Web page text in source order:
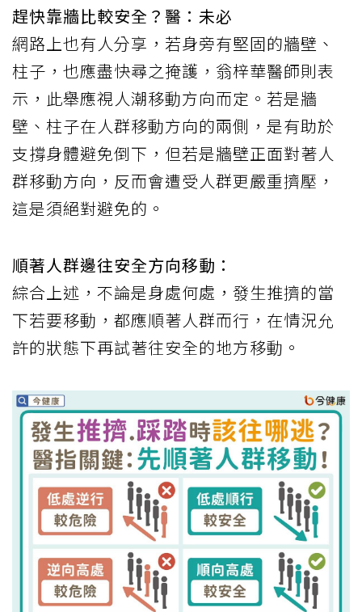
趕快靠牆比較安全？醫：未必
網路上也有人分享，若身旁有堅固的牆壁、
柱子，也應盡快尋之掩護，翁梓華醫師則表
示，此舉應視人潮移動方向而定。若是牆
壁、柱子在人群移動方向的兩側，是有助於
支撐身體避免倒下，但若是牆壁正面對著人
群移動方向，反而會遭受人群更嚴重擠壓，
這是須絕對避免的。
順著人群邊往安全方向移動：
綜合上述，不論是身處何處，發生推擠的當
下若要移動，都應順著人群而行，在情況允
許的狀態下再試著往安全的地方移動。